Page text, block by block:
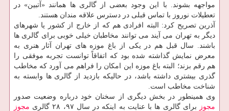
مواجهه بشوند. با این وجود بعضی از گالری ها همانند «آتبین» در
تعطیلات نوروز با تماس قبلی در دسترس علاقه مندان هستند.
آذرین تصریح كرد: البته افرادی هم كه از خارج از كشور یا شهرهای
دیگر به تهران می آیند می توانند مخاطبان خیلی خوبی برای گالری ها
باشند. سال قبل هم در یكی از باغ موزه های تهران آثار هنری به
معرض نمایش گذاشته شده بود كه اتفاقاً توانست تجربه موفقی را
هم رقم بزند؛ البته باغ موزه این امكان را فراهم می آورد كه مخاطب
گذری بیشتری داشته باشد، در حالیكه بازدید از گالری ها وابسته به
شناخت مخاطب است.
وی همینطور در بخش دیگری از سخنان خود درباره وضعیت صدور
مجوز
برای گالری ها با عنایت به اینكه در سال ۹۷، ۲۸ گالری
مجوز